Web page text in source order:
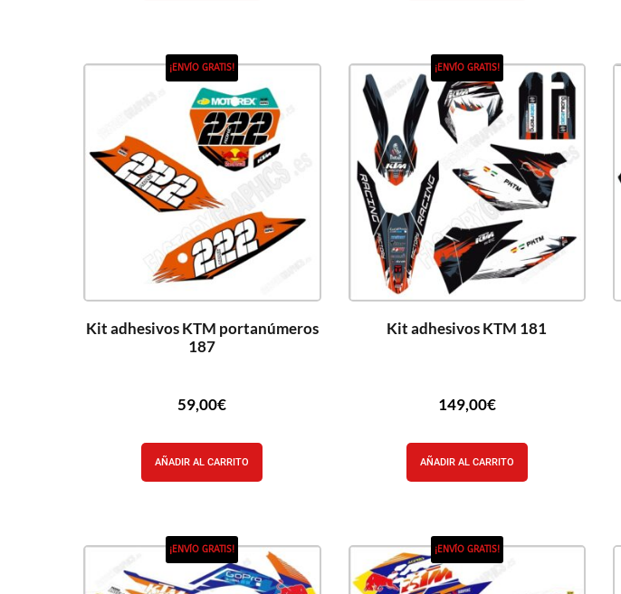
¡ENVÍO GRATIS!
Kit adhesivos KTM portanúmeros
187
59,00€
AÑADIR AL CARRITO
¡ENVÍO GRATIS!
Kit adhesivos KTM 181
149,00€
AÑADIR AL CARRITO
¡ENVÍO GRATIS! ¡ENVÍO GRATIS!